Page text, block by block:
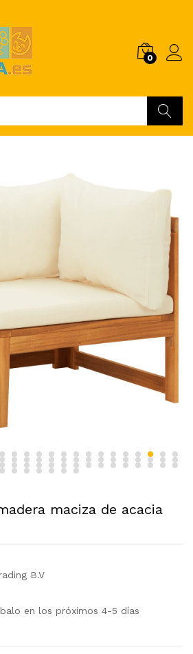
0
maciza de acacia
B.V
en los próximos 4-5 días